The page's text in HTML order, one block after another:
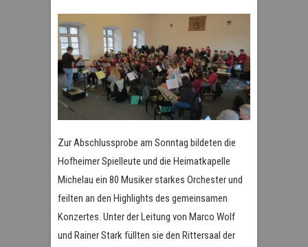
Zur Abschlussprobe am Sonntag bildeten die
Hofheimer Spielleute und die Heimatkapelle
Michelau ein 80 Musiker starkes Orchester und
feilten an den Highlights des gemeinsamen
Konzertes. Unter der Leitung von Marco Wolf
und Rainer Stark füllten sie den Rittersaal der